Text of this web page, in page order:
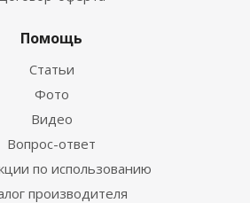
Помощь
Статьи
Фото
Видео
Вопрос-ответ
по использованию
производителя